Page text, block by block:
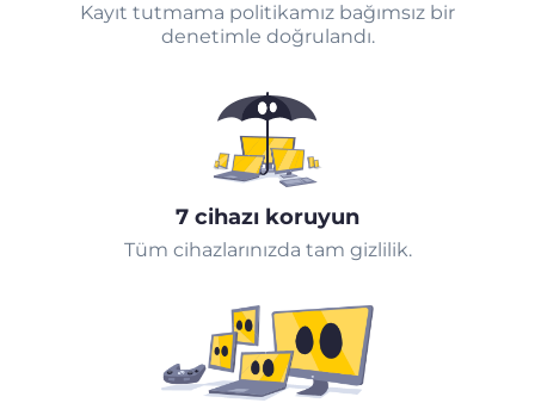
Kayıt tutmama politikamız bağımsız bir
denetimle doğrulandı.
7 cihazı koruyun
Tüm cihazlarınızda tam gizlilik.